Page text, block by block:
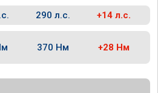
290 л.с. +14 л.с.
370 Нм +28 Нм